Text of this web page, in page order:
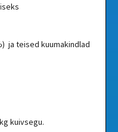
ja teised kuumakindlad
kuivsegu.